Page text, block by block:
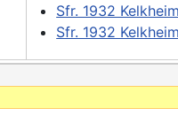
Sfr. 1932
Sfr. 1932